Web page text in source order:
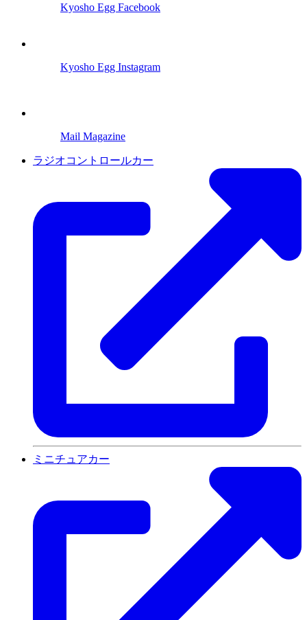
Kyosho Egg Facebook
Kyosho Egg Instagram
Mail Magazine
ラジオコントロールカー
ミニチュアカー